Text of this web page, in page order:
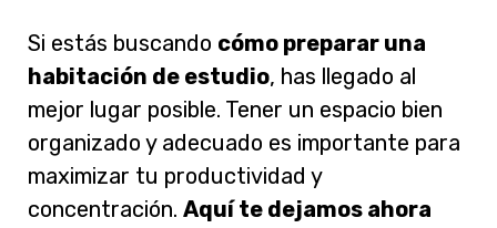
Si estás buscando cómo preparar una
habitación de estudio, has llegado al
mejor lugar posible. Tener un espacio bien
organizado y adecuado es importante para
maximizar tu productividad y
concentración. Aquí te dejamos ahora